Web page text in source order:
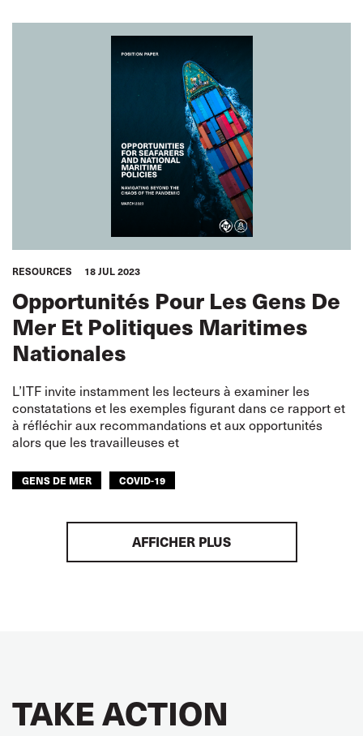
RESOURCES 18 JUL 2023
Opportunités Pour Les Gens De
Mer Et Politiques Maritimes
Nationales
L’ITF invite instamment les lecteurs à examiner les
constatations et les exemples figurant dans ce rapport et
à réfléchir aux recommandations et aux opportunités
alors que les travailleuses et
GENS DE MER COVID-19
AFFICHER PLUS
TAKE ACTION